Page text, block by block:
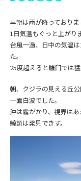
早朝は雨が降っており
1日気温もぐっと上がり
台風一過、日中の気温
た。
25度超えると羅臼では
朝、クジラの見える丘
一面白波でした。
沖は霧がかり、視界は
鯨類は発見できず。